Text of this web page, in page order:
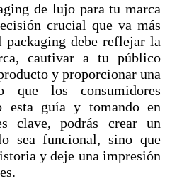
de lujo para tu marca
crucial que va más
debe reflejar la
cautivar a tu público
y proporcionar una
que los consumidores
esta guía y tomando en
clave, podrás crear un
sea funcional, sino que
y deje una impresión